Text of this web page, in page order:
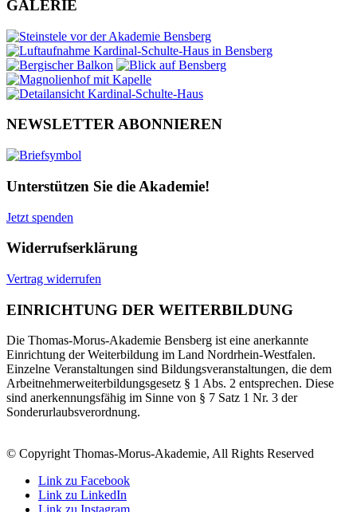
GALERIE
NEWSLETTER ABONNIEREN
Unterstützen Sie die Akademie!
Jetzt spenden
Widerrufserklärung
Vertrag widerrufen
EINRICHTUNG DER WEITERBILDUNG
Die Thomas-Morus-Akademie Bensberg ist eine anerkannte
Einrichtung der Weiterbildung im Land Nordrhein-Westfalen.
Einzelne Veranstaltungen sind Bildungsveranstaltungen, die dem
Arbeitnehmerweiterbildungsgesetz § 1 Abs. 2 entsprechen. Diese
sind anerkennungsfähig im Sinne von § 7 Satz 1 Nr. 3 der
Sonderurlaubsverordnung.
© Copyright Thomas-Morus-Akademie, All Rights Reserved
Link zu Facebook
Link zu LinkedIn